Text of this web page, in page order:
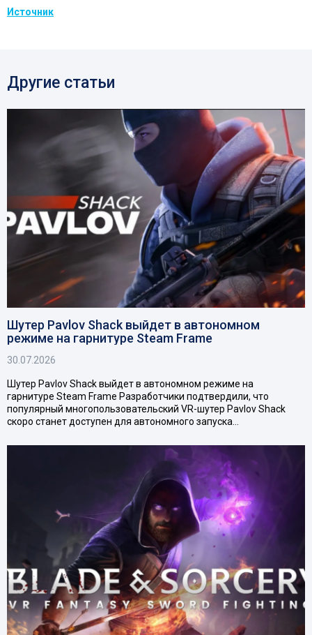
Источник
Другие статьи
Шутер Pavlov Shack выйдет в автономном
режиме на гарнитуре Steam Frame
30.07.2026
Шутер Pavlov Shack выйдет в автономном режиме на
гарнитуре Steam Frame Разработчики подтвердили, что
популярный многопользовательский VR-шутер Pavlov Shack
скоро станет доступен для автономного запуска…